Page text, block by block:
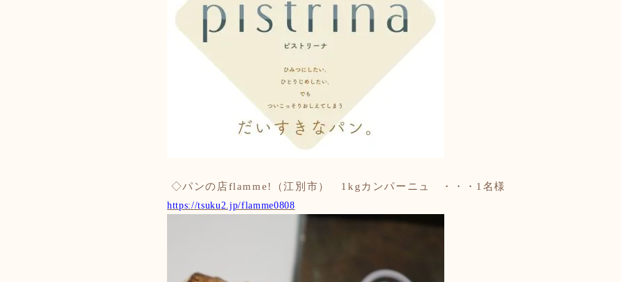
◇パンの店flamme!（江別市） 1kgカンパーニュ ・・・1名様
https://tsuku2.jp/flamme0808